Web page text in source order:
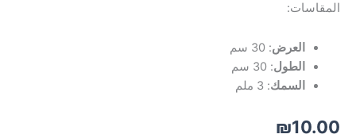
المقاسات:
العرض: 30 سم
الطول: 30 سم
السمك: 3 ملم
₪10.00